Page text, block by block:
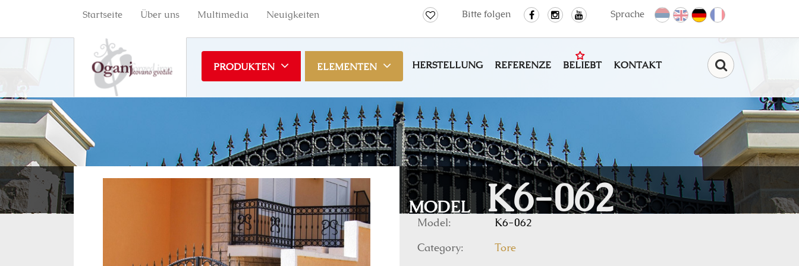
Sprache
Bitte folgen
Startseite Über uns Multimedia Neuigkeiten
PRODUKTEN ELEMENTEN HERSTELLUNG REFERENZE BELIEBT KONTAKT
MODEL K6-062
Model: K6-062
Category: Tore